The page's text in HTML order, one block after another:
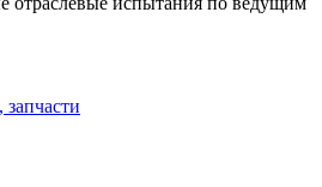
запчасти